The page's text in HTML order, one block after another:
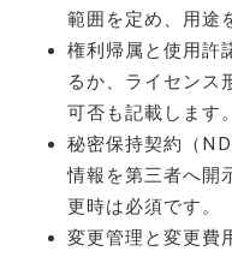
範囲を定め、用途
権利帰属と使用許
るか、ライセンス
可否も記載します。
秘密保持契約（
情報を第三者へ開
更時は必須です。
変更管理と変更費